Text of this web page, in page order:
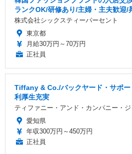
ランクOK/研修あり/主婦・主夫歓迎/
株式会社シックスティーパーセント
東京都
月給30万円～70万円
正社員
Tiffany & Co./バックヤード・サポー
利厚生充実
ティファニー・アンド・カンパニー・
愛知県
年収300万円～450万円
正社員